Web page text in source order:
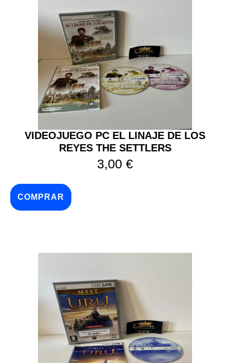
VIDEOJUEGO PC EL LINAJE DE LOS
REYES THE SETTLERS
3,00 €
COMPRAR